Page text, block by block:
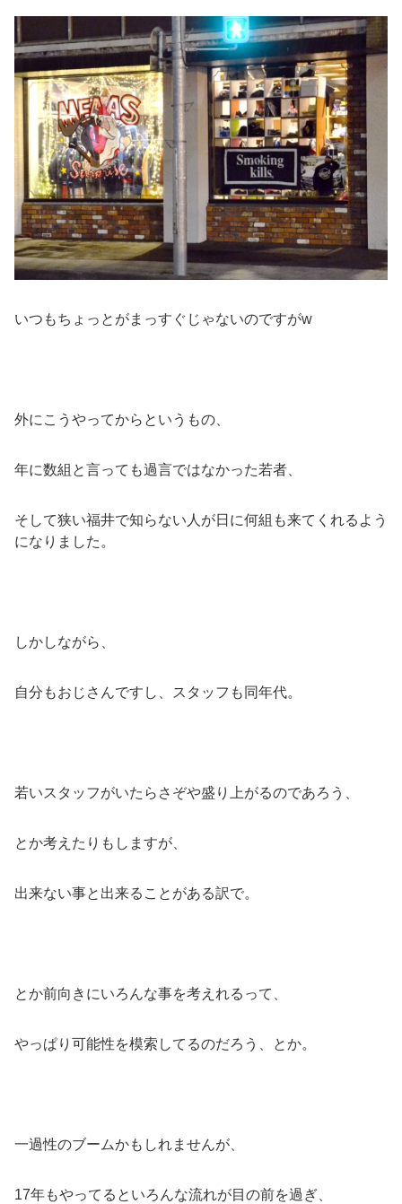
いつもちょっとがまっすぐじゃないのですがw
外にこうやってからというもの、
年に数組と言っても過言ではなかった若者、
そして狭い福井で知らない人が日に何組も来てくれるよう
になりました。
しかしながら、
自分もおじさんですし、スタッフも同年代。
若いスタッフがいたらさぞや盛り上がるのであろう、
とか考えたりもしますが、
出来ない事と出来ることがある訳で。
とか前向きにいろんな事を考えれるって、
やっぱり可能性を模索してるのだろう、とか。
一過性のブームかもしれませんが、
17年もやってるといろんな流れが目の前を過ぎ、